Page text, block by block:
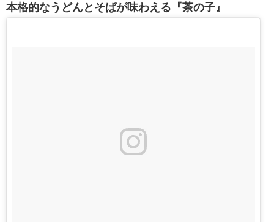
本格的なうどんとそばが味わえる『茶の子』